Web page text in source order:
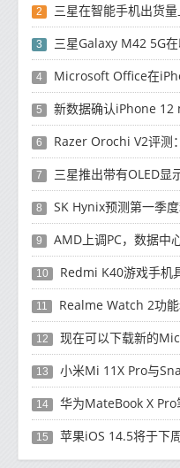
2 三星在智能手机出货
3 三星Galaxy M42 5G
4 Microsoft Office在
5 新数据确认iPhone 12
6 Razer Orochi V2评测
7 三星推出带有OLED显示屏的超轻型
8 SK Hynix预测第一季度利
9 AMD上调PC，数据中
10 Redmi K40游戏手机
11 Realme Watch 2功
12 现在可以下载新的
13 小米Mi 11X Pro与
14 华为MateBook X
15 苹果iOS 14.5将于下